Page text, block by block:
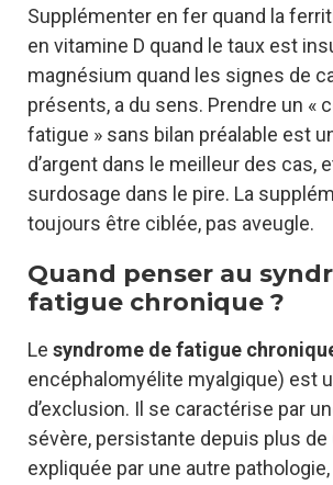
Supplémenter en fer quand la
en vitamine D quand le taux est
magnésium quand les signes de
présents, a du sens. Prendre un «
fatigue » sans bilan préalable est
d’argent dans le meilleur des cas,
surdosage dans le pire. La
toujours être ciblée, pas aveugle.
Quand penser au
fatigue chronique ?
Le syndrome de fatigue
encéphalomyélite myalgique) est
d’exclusion. Il se caractérise par
sévère, persistante depuis plus de
expliquée par une autre